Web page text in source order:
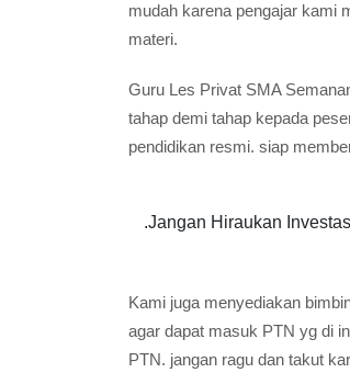
mudah karena pengajar kami
materi.
Guru Les Privat SMA
tahap demi tahap kepada
pendidikan resmi. siap
.Jangan Hiraukan
Kami juga menyediakan
agar dapat masuk PTN yg di
PTN. jangan ragu dan takut